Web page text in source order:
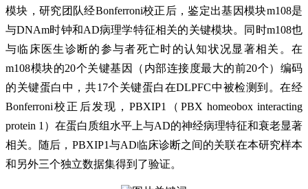
模块，研究团队经Bonferroni校正后，鉴定出基因模块m108是
与DNAm时钟和AD病理学特征相关的关键模块。同时m108也
与临床医生诊断的参与者死亡时的认知状况显著相关。在
m108模块的20个关键基因（内部连接度最大的前20个）编码
的关键蛋白中，共17个关键蛋白在DLPFC中被检测到。在经
Bonferroni校正后发现，PBXIP1（PBX homeobox interacting
protein 1）在蛋白质组水平上与AD的神经病理特征和衰老显著
相关。随后，PBXIP1与AD临床诊断之间的关联在本研究样本
和另外三个独立数据集得到了验证。